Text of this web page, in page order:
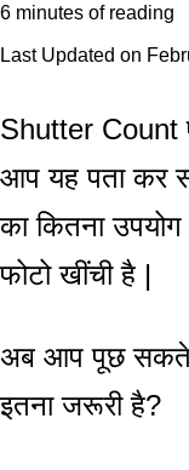
6 minutes of reading
Last Updated on
Shutter Count
आप यह पता कर
का कितना
फोटो खींची है |
अब आप पूछ सकते
इतना जरूरी है?